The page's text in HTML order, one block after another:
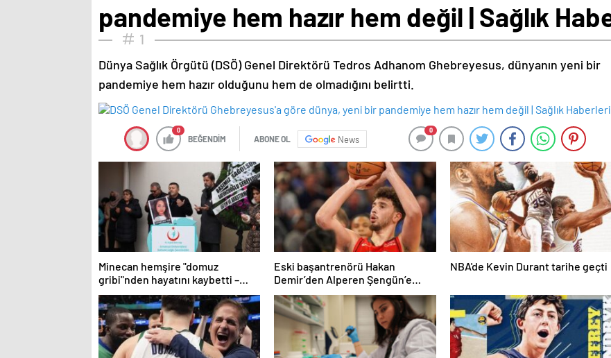
pandemiye hem hazır hem değil | Sağlık
1
Dünya Sağlık Örgütü (DSÖ) Genel Direktörü Tedros Adhanom Ghebreyesus, dünyanın yeni bir
pandemiye hem hazır olduğunu hem de olmadığını belirtti.
0
BEĞENDİM ABONE OL News
0
Minecan hemşire "domuz
gribi"nden hayatını kaybetti –
Haberler | Sağlık Haberleri
Eski başantrenörü Hakan
Demir’den Alperen Şengün’e
övgü
NBA'de Kevin Durant tarihe geçti